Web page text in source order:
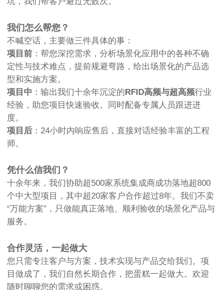
我们怎么帮您？
不喊空话，主要做三件具体的事：
项目前 ：帮您深挖需求，分析场景化应用中的各种不确
定性与技术难点，提前规避弯路，给出场景化的产品选
型和实施方案。
项目中 ：输出我们十余年沉淀的RFID高频与超高频行业
经验，助您项目快速验收。同时配备专属人员跟进进
度。
项目后 ：24小时内响应售后，直接对话经验丰富的工程
师。
凭什么信我们？
十余年来，我们协助超500家系统集成商成功落地超800
个中大型项目，其中超20家客户合作超过8年。我们不卖
“万能方案”，只做能真正落地、顺利验收的场景化产品与
服务。
合作灵活，一起做大
您只需专注客户与方案，技术实现与产品交给我们。项
目做成了，我们自然长期合作，把蛋糕一起做大。欢迎
随时聊聊您的需求或困惑。